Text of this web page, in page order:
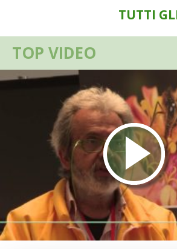
TAP TRAP
IL MIO ORTO
ANIMALI UMANI E NON
IL MIO 2025
COLTIVARE L’OLIVO
CORMIK
VIGNETO BIO
TUTTI
TOP VIDEO